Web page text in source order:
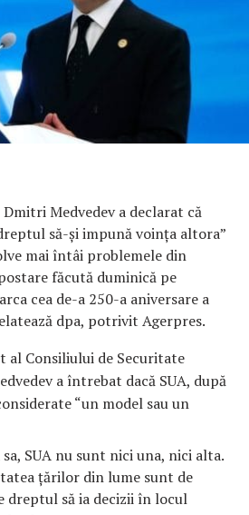
Medvedev a declarat că
să-şi impună voinţa altora”
mai întâi problemele din
făcută duminică pe
cea de-a 250-a aniversare a
dpa, potrivit Agerpres.
al Consiliului de Securitate
a întrebat dacă SUA, după
“un model sau un
SUA nu sunt nici una, nici alta.
ţărilor din lume sunt de
dreptul să ia decizii în locul